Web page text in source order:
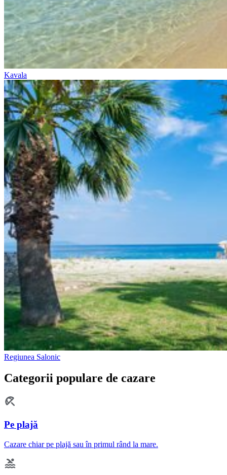
Kavala
Regiunea Salonic
Categorii populare de cazare
Pe plajă
Cazare chiar pe plajă sau în primul rând la mare.